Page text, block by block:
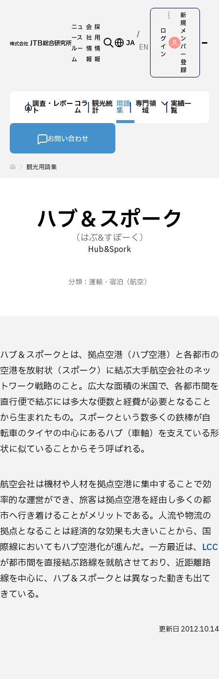
ニュ
ース
ルー
ム
会
社
情
報
採
用
情
報
JA EN
ロ
グ
イ
ン
新
規
メ
ン
バ
ー
登
録
調査・レポー
ト
コラ
ム
観光統
計
用語
集
専門領
域
実績一
覧
お問い合わせ
観光用語集
ハブ＆スポーク
（はぶ&すぽーく）
Hub&Spork
分類： 運輸・宿泊 （航空）
ハブ＆スポークとは、拠点空港（ハブ空港）と各都市の
空港を放射状（スポーク）に結ぶ大手航空会社のネッ
トワーク戦略のこと。広大な面積の米国で、各都市間を
直行便で結ぶには多大な便数と経費が必要となること
から生まれたもの。スポークという数多くの鉄棒が自
転車のタイヤの中心にあるハブ（車軸）を支えている形
状に似ていることからそう呼ばれる。
航空会社は機材や人材を拠点空港に集中することで効
率的な運営ができ、旅客は拠点空港を経由し多くの都
市へ行き着けることがメリットである。人流や物流の
拠点となることは経済的な効果も大きいことから、国
際線においてもハブ空港化が進んだ。一方最近は、 LCC
が都市間を直接結ぶ路線を就航させており、近距離路
線を中心に、ハブ＆スポークとは異なった動きも出て
きている。
更新日 2012.10.14